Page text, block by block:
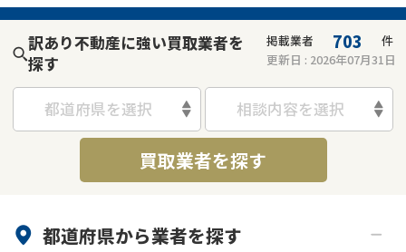
空き家 事故物件
再建築不可 底地
借地 共有持分
任意売却
リースバック
不動産コラム
不動産売却 再建築不可物件
共有持分 底地
訳あり不動産 不動産投資
土地売却 不動産相続
業者を探す
訳あり不動産に強い買取業者を
探す
掲載業者 703
件
更新日 : 2026年07月31日
都道府県を選択 相談内容を選択
買取業者を探す
都道府県から業者を探す